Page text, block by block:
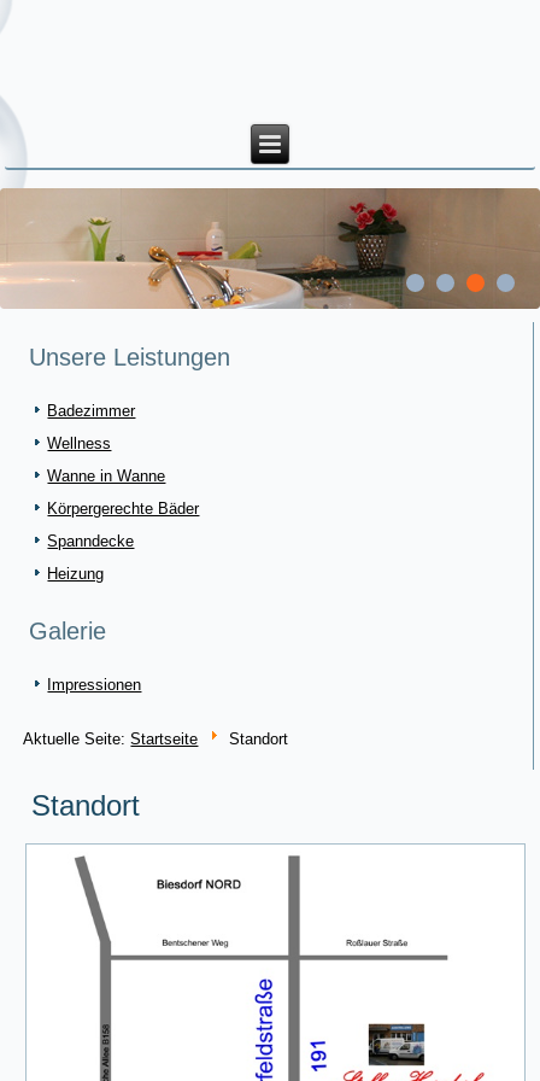
Unsere Leistungen
Badezimmer
Wellness
Wanne in Wanne
Körpergerechte Bäder
Spanndecke
Heizung
Galerie
Impressionen
Aktuelle Seite:Startseite Standort
Standort